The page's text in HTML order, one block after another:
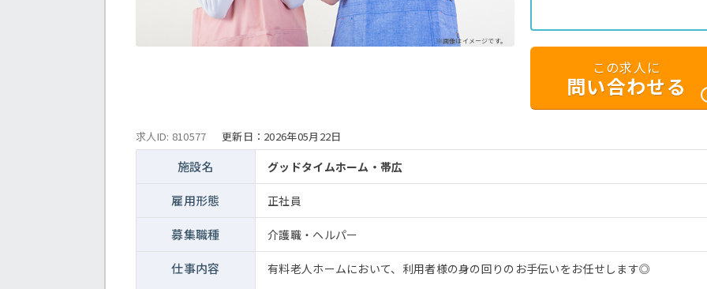
※画像はイメージです。
この求人に
問い合わせる
求人ID: 810577 更新日： 2026年05月22日
施設名 グッドタイムホーム・帯広
雇用形態 正社員
募集職種 介護職・ヘルパー
仕事内容 有料老人ホームにおいて、利用者様の身の回りのお手伝いをお任せします◎